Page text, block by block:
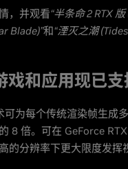
，并观看“半条命 2 RTX
Blade)”和“湮灭之潮
戏和应用现已
可为每个传统渲染帧生成
8 倍。可在 GeForce
的分辨率下更大限度发挥